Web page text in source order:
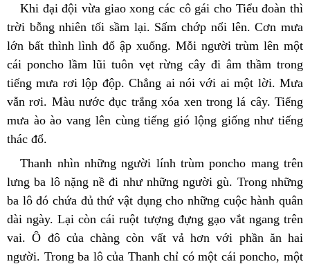
Khi đại đội vừa giao xong các cô gái cho Tiểu đoàn thì
trời bỗng nhiên tối sầm lại. Sấm chớp nổi lên. Cơn mưa
lớn bất thình lình đổ ập xuống. Mỗi người trùm lên một
cái poncho lầm lũi tuôn vẹt rừng cây đi âm thầm trong
tiếng mưa rơi lộp độp. Chẳng ai nói với ai một lời. Mưa
vẫn rơi. Màu nước đục trắng xóa xen trong lá cây. Tiếng
mưa ào ào vang lên cùng tiếng gió lộng giống như tiếng
thác đổ.
Thanh nhìn những người lính trùm poncho mang trên
lưng ba lô nặng nề đi như những người gù. Trong những
ba lô đó chứa đủ thứ vật dụng cho những cuộc hành quân
dài ngày. Lại còn cái ruột tượng đựng gạo vắt ngang trên
vai. Ô đô của chàng còn vất vả hơn với phần ăn hai
người. Trong ba lô của Thanh chỉ có một cái poncho, một